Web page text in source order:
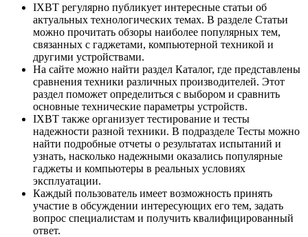
IXBT регулярно публикует интересные статьи об
актуальных технологических темах. В разделе Статьи
можно прочитать обзоры наиболее популярных тем,
связанных с гаджетами, компьютерной техникой и
другими устройствами.
На сайте можно найти раздел Каталог, где представлены
сравнения техники различных производителей. Этот
раздел поможет определиться с выбором и сравнить
основные технические параметры устройств.
IXBT также организует тестирование и тесты
надежности разной техники. В подразделе Тесты можно
найти подробные отчеты о результатах испытаний и
узнать, насколько надежными оказались популярные
гаджеты и компьютеры в реальных условиях
эксплуатации.
Каждый пользователь имеет возможность принять
участие в обсуждении интересующих его тем, задать
вопрос специалистам и получить квалифицированный
ответ.